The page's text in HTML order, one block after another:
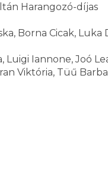
Harangozó-díjas
Borna Cicak, Luka
Luigi Iannone, Joó
Viktória, Tüű